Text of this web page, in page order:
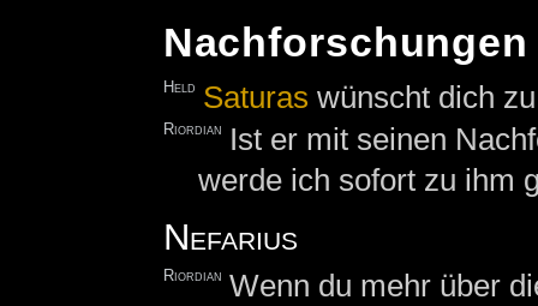
Nachforschungen
Held Saturas wünscht dich
Riordian
Ist er mit seinen
werde ich sofort zu ihm
Nefarius
Riordian Wenn du mehr über